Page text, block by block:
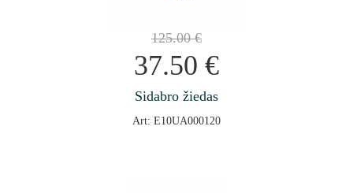
125.00€
37.50 €
Sidabro žiedas
Art: E10UA000120